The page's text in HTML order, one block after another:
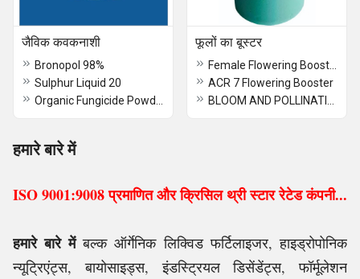
जैविक कवकनाशी
Bronopol 98%
Sulphur Liquid 20
फूलों का बूस्टर
ACR 7 Flowering Booster
हमारे बारे में
ISO 9001:9008 प्रमाणित और क्रिसिल थ्री स्टार रेटेड कंपनी...
हमारे बारे मेंबल्क ऑर्गेनिक लिक्विड फर्टिलाइजर, हाइड्रोपोनिक
न्यूट्रिएंट्स, बायोसाइड्स, इंडस्ट्रियल डिसेंडेंट्स, फॉर्मूलेशन